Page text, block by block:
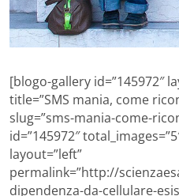
[blogo-gallery id=”145972″
title=”SMS mania, come
slug=”sms-mania-come-
id=”145972″
layout=”left”
permalink=”http://
dipendenza-da-cellulare-